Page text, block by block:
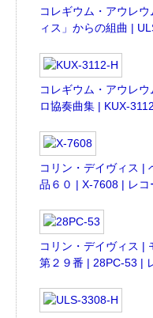
コレギウム・アウレ
ィス」からの組曲 |
コレギウム・アウレ
ロ協奏曲集 | KUX-
コリン・デイヴィス |
品６０ | X-7608 | レコ
コリン・デイヴィス |
第２９番 | 28PC-53 |